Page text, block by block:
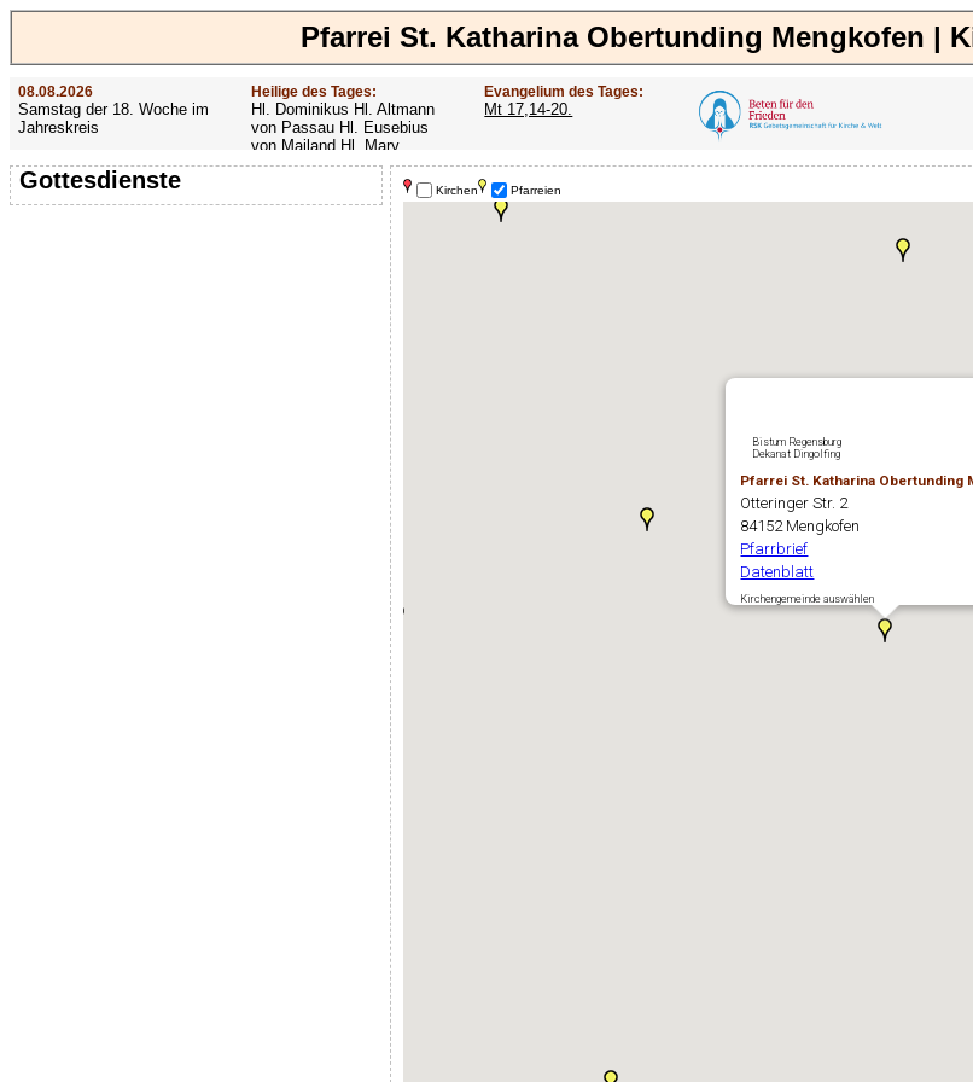
Pfarrei St. Katharina Obertunding Mengkofen |
08.08.2026
Samstag der 18. Woche im
Jahreskreis
Heilige des Tages:
Hl. Dominikus Hl. Altmann
von Passau Hl. Eusebius
von Mailand Hl. Mary
MacKillop Hl. Cyriakus Hl.
Hildiger Vierzehn heilige
Nothelfer Hl. Famian Hl.
Evangelium des Tages:
Mt 17,14-20.
Gottesdienste Kirchen Pfarreien
Bistum Regensburg
Dekanat Dingolfing
Pfarrei St. Katharina Obertunding
Otteringer Str. 2
84152 Mengkofen
Pfarrbrief
Datenblatt
Kirchengemeinde auswählen